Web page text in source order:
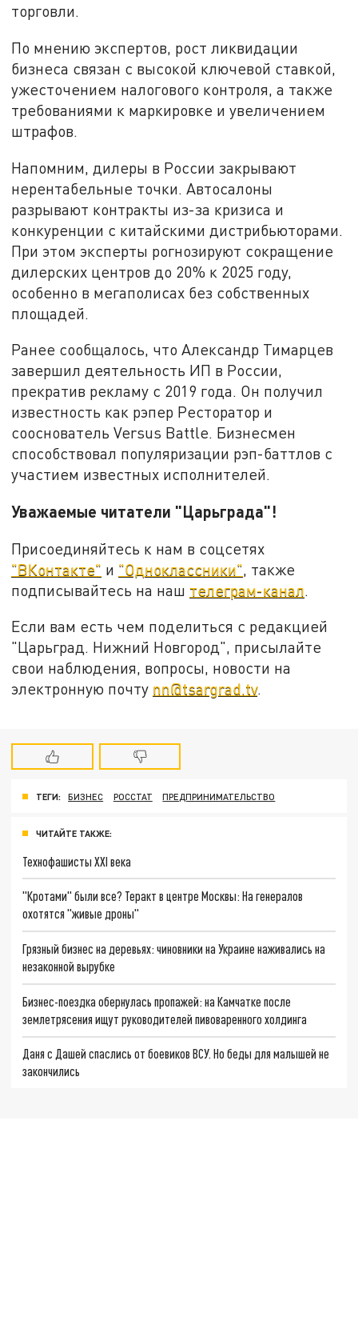
торговли.
По мнению экспертов, рост ликвидации
бизнеса связан с высокой ключевой ставкой,
ужесточением налогового контроля, а также
требованиями к маркировке и увеличением
штрафов.
Напомним, дилеры в России закрывают
нерентабельные точки. Автосалоны
разрывают контракты из-за кризиса и
конкуренции с китайскими дистрибьюторами.
При этом эксперты рогнозируют сокращение
дилерских центров до 20% к 2025 году,
особенно в мегаполисах без собственных
площадей.
Ранее сообщалось, что Александр Тимарцев
завершил деятельность ИП в России,
прекратив рекламу с 2019 года. Он получил
известность как рэпер Ресторатор и
сооснователь Versus Battle. Бизнесмен
способствовал популяризации рэп-баттлов с
участием известных исполнителей.
Уважаемые читатели "Царьграда"!
Присоединяйтесь к нам в соцсетях
"ВКонтакте" и "Одноклассники" , также
подписывайтесь на наш телеграм-канал
Если вам есть чем поделиться с редакцией
"Царьград. Нижний Новгород", присылайте
свои наблюдения, вопросы, новости на
электронную почту nn@tsargrad.tv.
ТЕГИ: БИЗНЕС РОССТАТ ПРЕДПРИНИМАТЕЛЬСТВО
ЧИТАЙТЕ ТАКЖЕ:
Технофашисты XXI века
"Кротами" были все? Теракт в центре Москвы: На генералов
охотятся "живые дроны"
Грязный бизнес на деревьях: чиновники на Украине наживались на
незаконной вырубке
Бизнес-поездка обернулась пропажей: на Камчатке после
землетрясения ищут руководителей пивоваренного холдинга
Даня с Дашей спаслись от боевиков ВСУ. Но беды для малышей не
закончились